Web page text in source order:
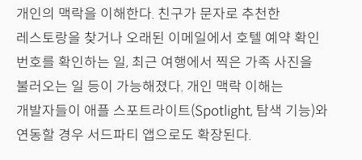
개인의 맥락을 이해한다. 친구가 문자로 추천한
레스토랑을 찾거나 오래된 이메일에서 호텔 예약 확인
번호를 확인하는 일, 최근 여행에서 찍은 가족 사진을
불러오는 일 등이 가능해졌다. 개인 맥락 이해는
개발자들이 애플 스포트라이트(Spotlight, 탐색 기능)와
연동할 경우 서드파티 앱으로도 확장된다.